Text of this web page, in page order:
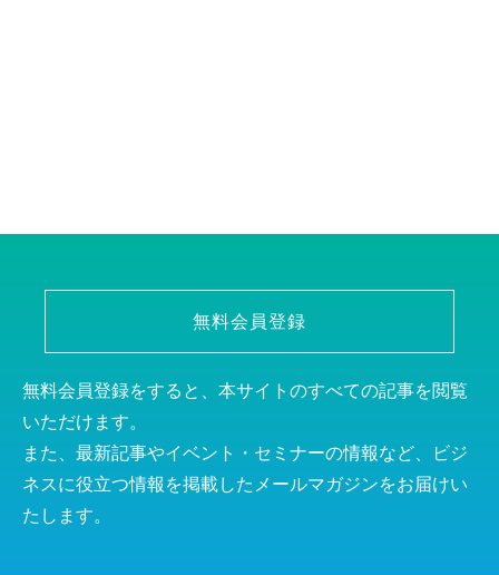
無料会員登録
無料会員登録をすると、本サイトのすべての記事を閲覧
いただけます。
また、最新記事やイベント・セミナーの情報など、ビジ
ネスに役立つ情報を掲載したメールマガジンをお届けい
たします。